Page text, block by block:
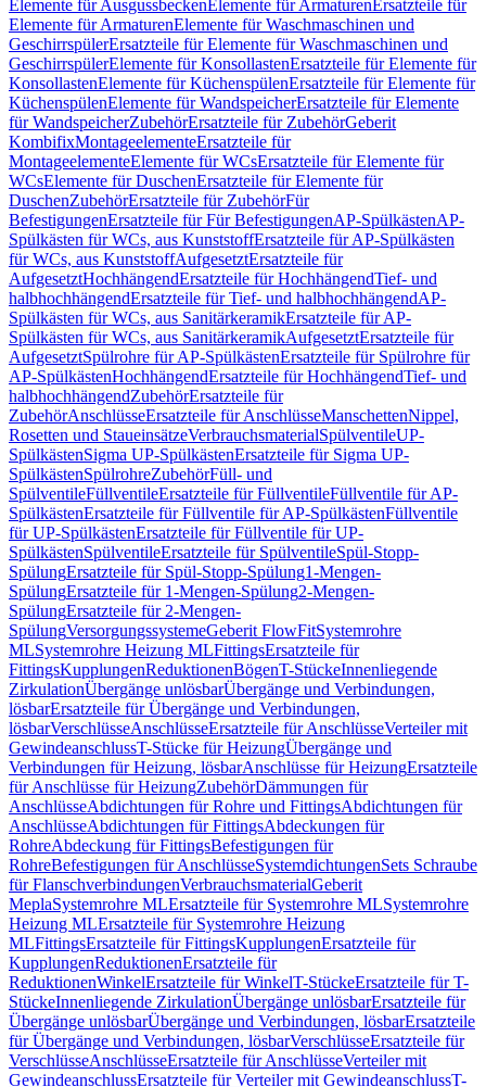
Elemente für AusgussbeckenElemente für ArmaturenErsatzteile für
Elemente für ArmaturenElemente für Waschmaschinen und
GeschirrspülerErsatzteile für Elemente für Waschmaschinen und
GeschirrspülerElemente für KonsollastenErsatzteile für Elemente für
KonsollastenElemente für KüchenspülenErsatzteile für Elemente für
KüchenspülenElemente für WandspeicherErsatzteile für Elemente
für WandspeicherZubehörErsatzteile für ZubehörGeberit
KombifixMontageelementeErsatzteile für
MontageelementeElemente für WCsErsatzteile für Elemente für
WCsElemente für DuschenErsatzteile für Elemente für
DuschenZubehörErsatzteile für ZubehörFür
BefestigungenErsatzteile für Für BefestigungenAP-SpülkästenAP-
Spülkästen für WCs, aus KunststoffErsatzteile für AP-Spülkästen
für WCs, aus KunststoffAufgesetztErsatzteile für
AufgesetztHochhängendErsatzteile für HochhängendTief- und
halbhochhängendErsatzteile für Tief- und halbhochhängendAP-
Spülkästen für WCs, aus SanitärkeramikErsatzteile für AP-
Spülkästen für WCs, aus SanitärkeramikAufgesetztErsatzteile für
AufgesetztSpülrohre für AP-SpülkästenErsatzteile für Spülrohre für
AP-SpülkästenHochhängendErsatzteile für HochhängendTief- und
halbhochhängendZubehörErsatzteile für
ZubehörAnschlüsseErsatzteile für AnschlüsseManschettenNippel,
Rosetten und StaueinsätzeVerbrauchsmaterialSpülventileUP-
SpülkästenSigma UP-SpülkästenErsatzteile für Sigma UP-
SpülkästenSpülrohreZubehörFüll- und
SpülventileFüllventileErsatzteile für FüllventileFüllventile für AP-
SpülkästenErsatzteile für Füllventile für AP-SpülkästenFüllventile
für UP-SpülkästenErsatzteile für Füllventile für UP-
SpülkästenSpülventileErsatzteile für SpülventileSpül-Stopp-
SpülungErsatzteile für Spül-Stopp-Spülung1-Mengen-
SpülungErsatzteile für 1-Mengen-Spülung2-Mengen-
SpülungErsatzteile für 2-Mengen-
SpülungVersorgungssystemeGeberit FlowFitSystemrohre
MLSystemrohre Heizung MLFittingsErsatzteile für
FittingsKupplungenReduktionenBögenT-StückeInnenliegende
ZirkulationÜbergänge unlösbarÜbergänge und Verbindungen,
lösbarErsatzteile für Übergänge und Verbindungen,
lösbarVerschlüsseAnschlüsseErsatzteile für AnschlüsseVerteiler mit
GewindeanschlussT-Stücke für HeizungÜbergänge und
Verbindungen für Heizung, lösbarAnschlüsse für HeizungErsatzteile
für Anschlüsse für HeizungZubehörDämmungen für
AnschlüsseAbdichtungen für Rohre und FittingsAbdichtungen für
AnschlüsseAbdichtungen für FittingsAbdeckungen für
RohreAbdeckung für FittingsBefestigungen für
RohreBefestigungen für AnschlüsseSystemdichtungenSets Schraube
für FlanschverbindungenVerbrauchsmaterialGeberit
MeplaSystemrohre MLErsatzteile für Systemrohre MLSystemrohre
Heizung MLErsatzteile für Systemrohre Heizung
MLFittingsErsatzteile für FittingsKupplungenErsatzteile für
KupplungenReduktionenErsatzteile für
ReduktionenWinkelErsatzteile für WinkelT-StückeErsatzteile für T-
StückeInnenliegende ZirkulationÜbergänge unlösbarErsatzteile für
Übergänge unlösbarÜbergänge und Verbindungen, lösbarErsatzteile
für Übergänge und Verbindungen, lösbarVerschlüsseErsatzteile für
VerschlüsseAnschlüsseErsatzteile für AnschlüsseVerteiler mit
GewindeanschlussErsatzteile für Verteiler mit GewindeanschlussT-